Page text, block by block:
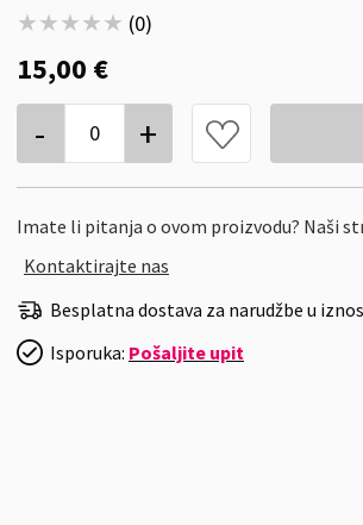
★★★★★
★★★★★ (0)
15,00 €
- 0 +
Imate li pitanja o ovom proizvodu? Naši
Kontaktirajte nas
Besplatna dostava za narudžbe u
Isporuka: Pošaljite upit